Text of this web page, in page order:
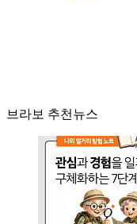
브라보 추천뉴스